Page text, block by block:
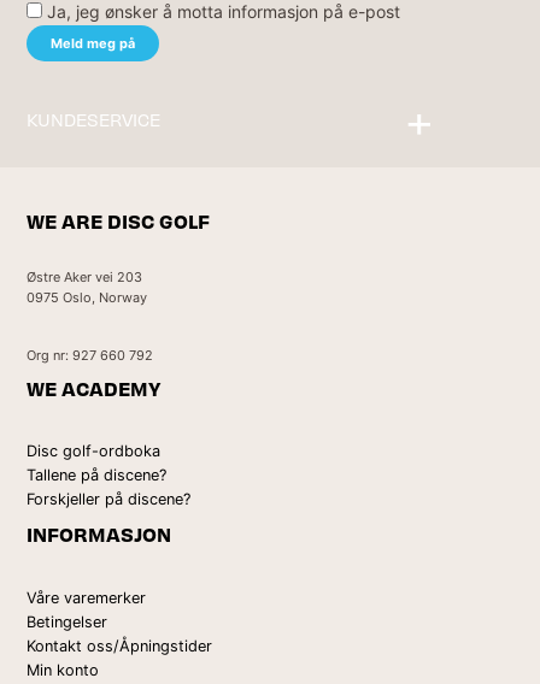
Ja, jeg ønsker å motta informasjon på e-post
KUNDESERVICE
WE ARE DISC GOLF
Østre Aker vei 203
0975 Oslo, Norway
Org nr: 927 660 792
WE ACADEMY
Disc golf-ordboka
Tallene på discene?
Forskjeller på discene?
INFORMASJON
Våre varemerker
Betingelser
Kontakt oss/Åpningstider
Min konto